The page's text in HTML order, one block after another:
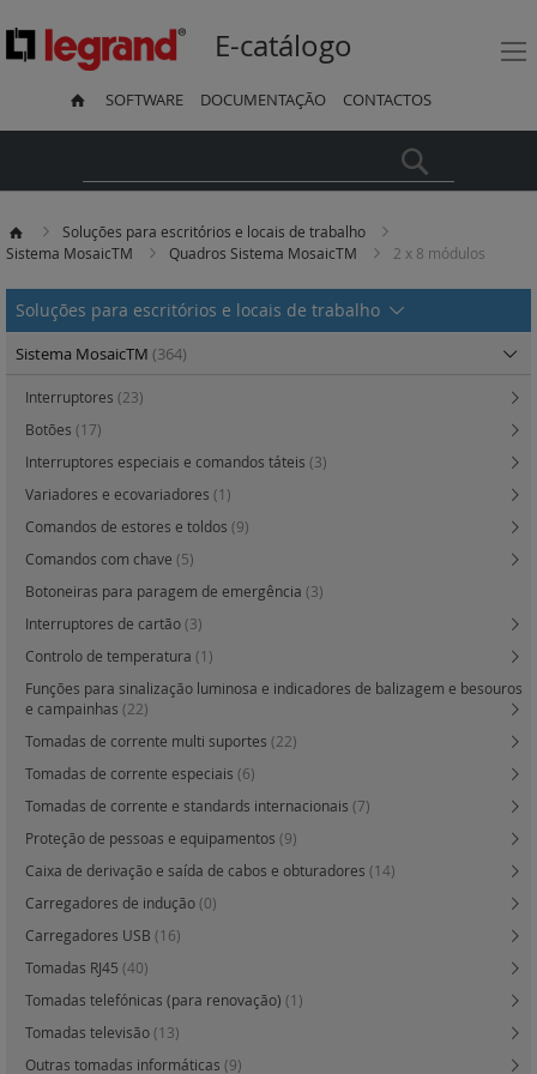
E-catálogo
SOFTWARE DOCUMENTAÇÃO CONTACTOS
Soluções para escritórios e locais de trabalho
Sistema MosaicTM
Quadros Sistema MosaicTM 2 x 8 módulos
Soluções para escritórios e locais de trabalho
Sistema MosaicTM (364)
Interruptores (23)
Botões (17)
Interruptores especiais e comandos táteis (3)
Variadores e ecovariadores (1)
Comandos de estores e toldos (9)
Comandos com chave (5)
Botoneiras para paragem de emergência (3)
Interruptores de cartão(3)
Controlo de temperatura (1)
Funções para sinalização luminosa e indicadores de balizagem e besouros
e campainhas (22)
Tomadas de corrente multi suportes (22)
Tomadas de corrente especiais (6)
Tomadas de corrente e standards internacionais (7)
Proteção de pessoas e equipamentos (9)
Caixa de derivação e saída de cabos e obturadores (14)
Carregadores de indução(0)
Carregadores USB (16)
Tomadas RJ45 (40)
Tomadas telefónicas (para renovação) (1)
Tomadas televisão(13)
Outras tomadas informáticas (9)